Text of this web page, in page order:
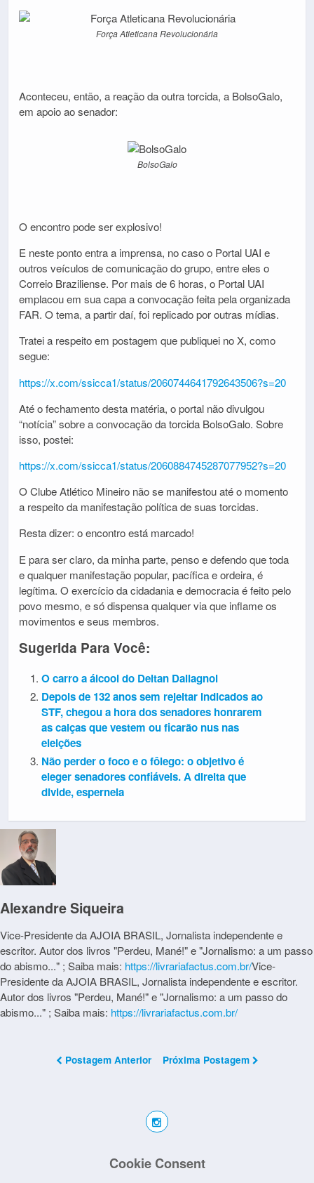
Força Atleticana Revolucionária
Aconteceu, então, a reação da outra torcida, a BolsoGalo,
em apoio ao senador:
BolsoGalo
O encontro pode ser explosivo!
E neste ponto entra a imprensa, no caso o Portal UAI e
outros veículos de comunicação do grupo, entre eles o
Correio Braziliense. Por mais de 6 horas, o Portal UAI
emplacou em sua capa a convocação feita pela organizada
FAR. O tema, a partir daí, foi replicado por outras mídias.
Tratei a respeito em postagem que publiquei no X, como
segue:
https://x.com/ssicca1/status/2060744641792643506?s=20
Até o fechamento desta matéria, o portal não divulgou
“notícia” sobre a convocação da torcida BolsoGalo. Sobre
isso, postei:
https://x.com/ssicca1/status/2060884745287077952?s=20
O Clube Atlético Mineiro não se manifestou até o momento
a respeito da manifestação política de suas torcidas.
Resta dizer: o encontro está marcado!
E para ser claro, da minha parte, penso e defendo que toda
e qualquer manifestação popular, pacífica e ordeira, é
legítima. O exercício da cidadania e democracia é feito pelo
povo mesmo, e só dispensa qualquer via que inflame os
movimentos e seus membros.
Sugerida Para Você:
O carro a álcool do Deltan Dallagnol
Depois de 132 anos sem rejeitar indicados ao
STF, chegou a hora dos senadores honrarem
as calças que vestem ou ficarão nus nas
eleições
Não perder o foco e o fôlego: o objetivo é
eleger senadores confiáveis. A direita que
divide, esperneia
Alexandre Siqueira
Vice-Presidente da AJOIA BRASIL, Jornalista independente e
escritor. Autor dos livros "Perdeu, Mané!" e "Jornalismo: a um passo
do abismo..." ; Saiba mais: https://livrariafactus.com.br/Vice-
Presidente da AJOIA BRASIL, Jornalista independente e escritor.
Autor dos livros "Perdeu, Mané!" e "Jornalismo: a um passo do
abismo..." ; Saiba mais: https://livrariafactus.com.br/
Postagem Anterior Próxima Postagem